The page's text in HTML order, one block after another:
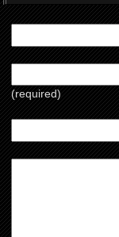
(required)